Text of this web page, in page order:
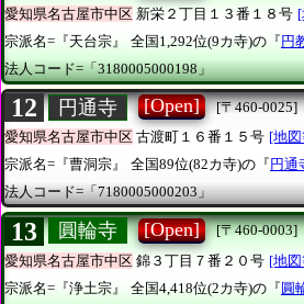
愛知県名古屋市中区 新栄２丁目１３番１８号
宗派名=『天台宗』
全国1,292位(9カ寺)の『 円
法人コード=「3180005000198」
12 円通寺 [Open]
[〒460-0025]
愛知県名古屋市中区 古渡町１６番１５号 [地
宗派名=『曹洞宗』
全国89位(82カ寺)の『 円通
法人コード=「7180005000203」
13 圓輪寺 [Open]
[〒460-0003]
愛知県名古屋市中区 錦３丁目７番２０号 [地
宗派名=『浄土宗』
全国4,418位(2カ寺)の『圓